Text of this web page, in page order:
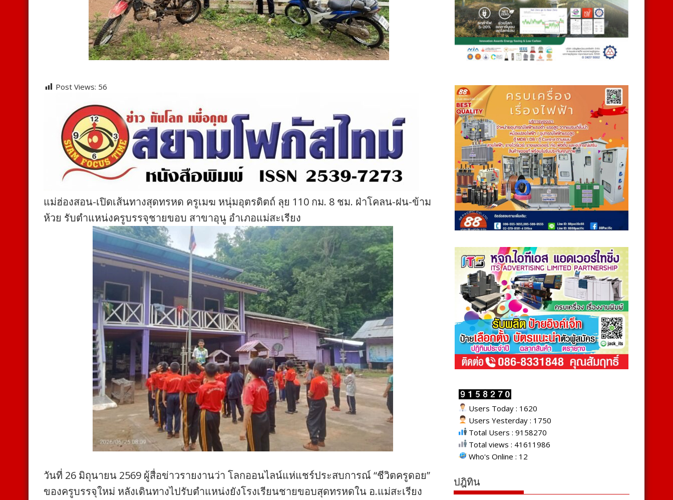
Post Views: 56
แม่ฮ่องสอน-เปิดเส้นทางสุดทรหด ครูเมฆ หนุ่มอุตรดิตถ์ ลุย 110 กม. 8 ชม. ฝ่าโคลน-ฝน-ข้าม
ห้วย รับตำแหน่งครูบรรจุชายขอบ สาขาอุนู อำเภอแม่สะเรียง
วันที่ 26 มิถุนายน 2569 ผู้สื่อข่าวรายงานว่า โลกออนไลน์แห่แชร์ประสบการณ์ “ชีวิตครูดอย”
ของครูบรรจุใหม่ หลังเดินทางไปรับตำแหน่งยังโรงเรียนชายขอบสุดทรหดใน อ.แม่สะเรียง
Users Today : 1620
Users Yesterday : 1750
Total Users : 9158270
Total views : 41611986
Who's Online : 12
ปฎิทิน